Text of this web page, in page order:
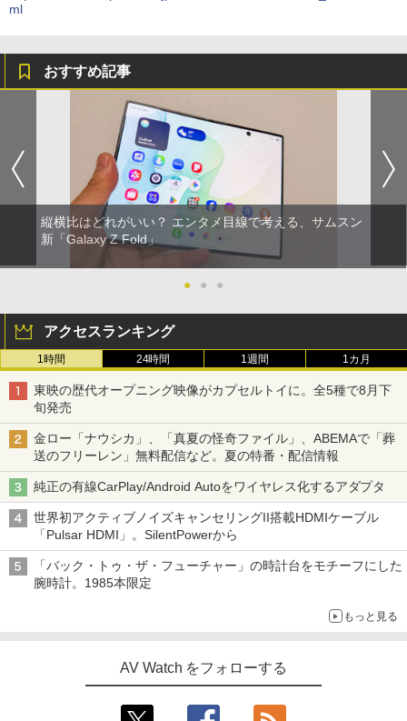
ml
おすすめ記事
縦横比はどれがいい？ エンタメ目線で考える、サムスン
新「Galaxy Z Fold」
● ● ●
アクセスランキング
1時間 24時間 1週間 1カ月
東映の歴代オープニング映像がカプセルトイに。全5種で8月下
旬発売
金ロー「ナウシカ」、「真夏の怪奇ファイル」、ABEMAで「葬
送のフリーレン」無料配信など。夏の特番・配信情報
純正の有線CarPlay/Android Autoをワイヤレス化するアダプタ
世界初アクティブノイズキャンセリングII搭載HDMIケーブル
「Pulsar HDMI」。SilentPowerから
「バック・トゥ・ザ・フューチャー」の時計台をモチーフにした
腕時計。1985本限定
もっと見る
AV Watch をフォローする